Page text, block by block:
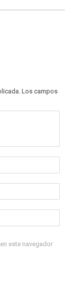
Los campos
este navegador